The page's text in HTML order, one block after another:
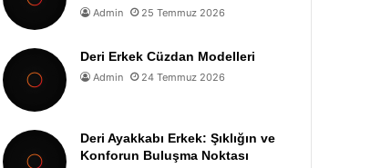
Admin 25 Temmuz 2026
Deri Erkek Cüzdan Modelleri
Admin 24 Temmuz 2026
Deri Ayakkabı Erkek: Şıklığın ve
Konforun Buluşma Noktası